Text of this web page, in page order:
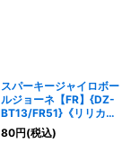
スパーキージャイロボー
ルジョーネ【FR】{DZ-
BT13/FR51}《リリカル
モナステリオ》
80円(税込)